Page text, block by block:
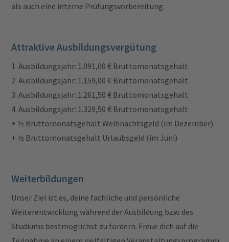
als auch eine interne Prüfungsvorbereitung.
Attraktive Ausbildungsvergütung
1. Ausbildungsjahr: 1.091,00 € Bruttomonatsgehalt
2. Ausbildungsjahr: 1.159,00 € Bruttomonatsgehalt
3. Ausbildungsjahr: 1.261,50 € Bruttomonatsgehalt
4. Ausbildungsjahr: 1.329,50 € Bruttomonatsgehalt
+ ½ Bruttomonatsgehalt Weihnachtsgeld (im Dezember)
+ ½ Bruttomonatsgehalt Urlaubsgeld (im Juni)
Weiterbildungen
Unser Ziel ist es, deine fachliche und persönliche
Weiterentwicklung während der Ausbildung bzw. des
Studiums bestmöglichst zu fördern. Freue dich auf die